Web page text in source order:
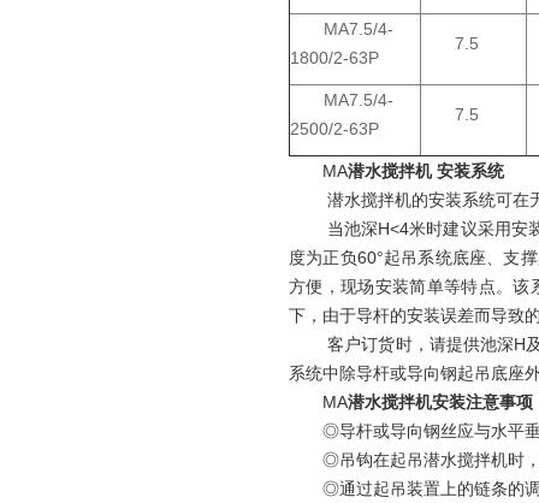
MA7.5/4-
1800/2-63P
7.5
MA7.5/4-
2500/2-63P
7.5
MA潜水搅拌机 安装系统
潜水搅拌机的安装系统可在
当池深H<4米时建议采用安
度为正负60°起吊系统底座、支
方便，现场安装简单等特点。该
下，由于导杆的安装误差而导致
客户订货时，请提供池深H
系统中除导杆或导向钢起吊底座
MA潜水搅拌机安装注意事项
◎导杆或导向钢丝应与水平
◎吊钩在起吊潜水搅拌机时
◎通过起吊装置上的链条的